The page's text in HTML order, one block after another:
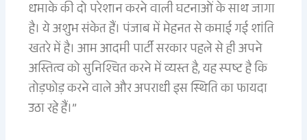
धमाके की दो परेशान करने वाली घटनाओं के साथ जागा
है। ये अशुभ संकेत हैं। पंजाब में मेहनत से कमाई गई शांति
खतरे में है। आम आदमी पार्टी सरकार पहले से ही अपने
अस्तित्व को सुनिश्चित करने में व्यस्त है, यह स्पष्ट है कि
तोड़फोड़ करने वाले और अपराधी इस स्थिति का फायदा
उठा रहे हैं।”